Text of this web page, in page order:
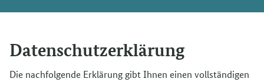
Datenschutzerklärung
Die nachfolgende Erklärung gibt Ihnen einen vollständigen